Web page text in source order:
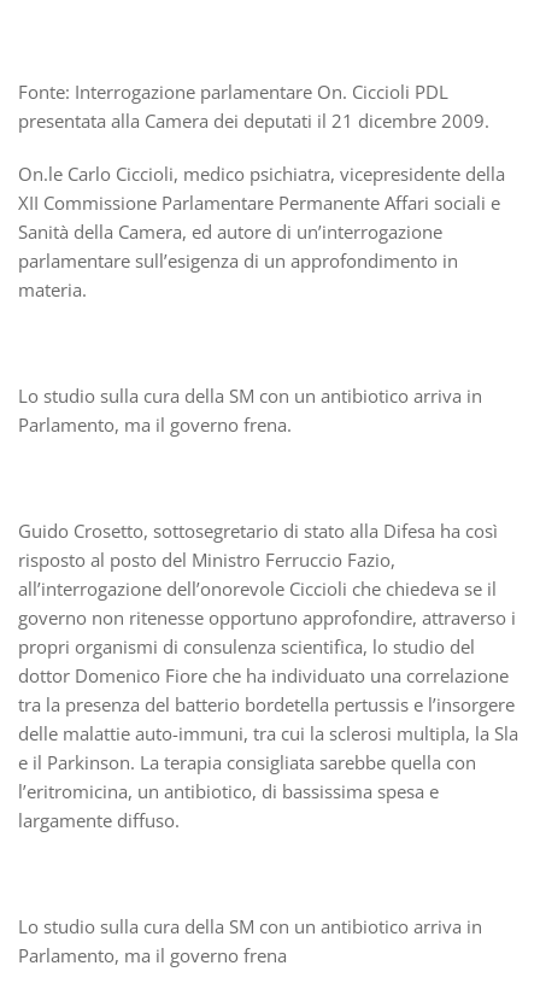
Fonte: Interrogazione parlamentare On. Ciccioli PDL
presentata alla Camera dei deputati il 21 dicembre 2009.
On.le Carlo Ciccioli, medico psichiatra, vicepresidente della
XII Commissione Parlamentare Permanente Affari sociali e
Sanità della Camera, ed autore di un’interrogazione
parlamentare sull’esigenza di un approfondimento in
materia.
Lo studio sulla cura della SM con un antibiotico arriva in
Parlamento, ma il governo frena.
Guido Crosetto, sottosegretario di stato alla Difesa ha così
risposto al posto del Ministro Ferruccio Fazio,
all’interrogazione dell’onorevole Ciccioli che chiedeva se il
governo non ritenesse opportuno approfondire, attraverso i
propri organismi di consulenza scientifica, lo studio del
dottor Domenico Fiore che ha individuato una correlazione
tra la presenza del batterio bordetella pertussis e l’insorgere
delle malattie auto-immuni, tra cui la sclerosi multipla, la Sla
e il Parkinson. La terapia consigliata sarebbe quella con
l’eritromicina, un antibiotico, di bassissima spesa e
largamente diffuso.
Lo studio sulla cura della SM con un antibiotico arriva in
Parlamento, ma il governo frena